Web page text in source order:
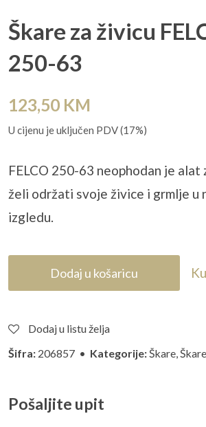
Škare za živicu
250-63
123,50 KM
U cijenu je uključen PDV (17%)
FELCO 250-63 neophodan je alat
želi održati svoje živice i grmlje u
izgledu.
Dodaj u košaricu
Dodaj u listu želja
Šifra: 206857 • Kategorije:Škare,
Pošaljite upit